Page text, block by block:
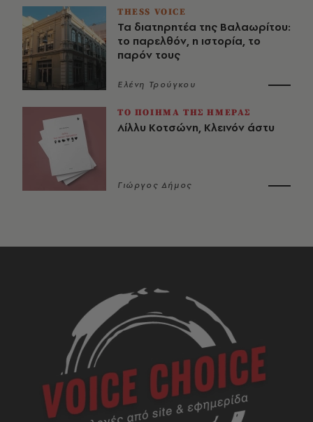
THESS VOICE
Τα διατηρητέα της Βαλαωρίτου:
το παρελθόν, η ιστορία, το
παρόν τους
Ελένη Τρούγκου
ΤΟ ΠΟΙΗΜΑ ΤΗΣ ΗΜΕΡΑΣ
Λίλλυ Κοτσώνη, Κλεινόν άστυ
Γιώργος Δήμος